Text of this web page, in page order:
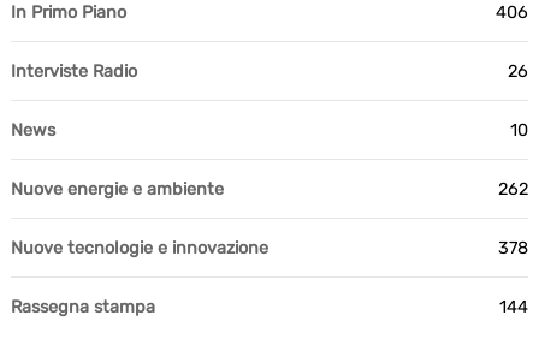
In Primo Piano 406
Interviste Radio 26
News 10
Nuove energie e ambiente 262
Nuove tecnologie e innovazione 378
Rassegna stampa 144